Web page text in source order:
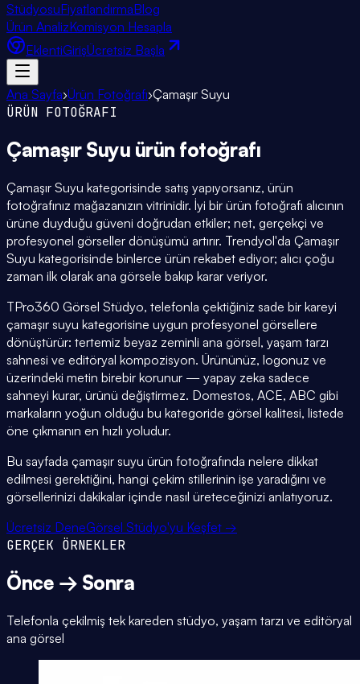
StüdyosuFiyatlandırmaBlog
Ürün AnalizKomisyon Hesapla
EklentiGirişÜcretsiz Başla
Ana Sayfa›Ürün Fotoğrafı›Çamaşır Suyu
ÜRÜN FOTOĞRAFI
Çamaşır Suyu ürün fotoğrafı
Çamaşır Suyu kategorisinde satış yapıyorsanız, ürün
fotoğrafınız mağazanızın vitrinidir. İyi bir ürün fotoğrafı alıcının
ürüne duyduğu güveni doğrudan etkiler; net, gerçekçi ve
profesyonel görseller dönüşümü artırır. Trendyol'da Çamaşır
Suyu kategorisinde binlerce ürün rekabet ediyor; alıcı çoğu
zaman ilk olarak ana görsele bakıp karar veriyor.
TPro360 Görsel Stüdyo, telefonla çektiğiniz sade bir kareyi
çamaşır suyu kategorisine uygun profesyonel görsellere
dönüştürür: tertemiz beyaz zeminli ana görsel, yaşam tarzı
sahnesi ve editöryal kompozisyon. Ürününüz, logonuz ve
üzerindeki metin birebir korunur — yapay zeka sadece
sahneyi kurar, ürünü değiştirmez. Domestos, ACE, ABC gibi
markaların yoğun olduğu bu kategoride görsel kalitesi, listede
öne çıkmanın en hızlı yoludur.
Bu sayfada çamaşır suyu ürün fotoğrafında nelere dikkat
edilmesi gerektiğini, hangi çekim stillerinin işe yaradığını ve
görsellerinizi dakikalar içinde nasıl üreteceğinizi anlatıyoruz.
Ücretsiz DeneGörsel Stüdyo'yu Keşfet →
GERÇEK ÖRNEKLER
Önce → Sonra
Telefonla çekilmiş tek kareden stüdyo, yaşam tarzı ve editöryal
ana görsel